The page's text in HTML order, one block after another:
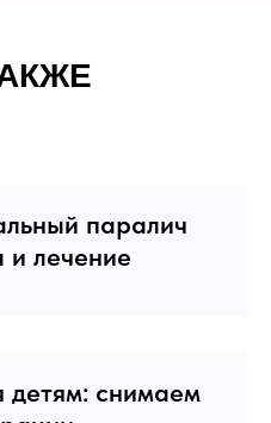
паралич
лечение
детям: снимаем